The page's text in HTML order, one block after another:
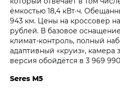
ёмкостью 18,4 кВт·ч.
943 км. Цены на кроссовер
рублей. В базовое
климат-контроль, полный
адаптивный «круиз», камера
версия обойдётся в 3 969
Seres M5